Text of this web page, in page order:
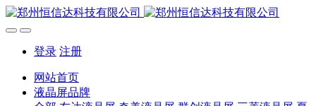
登录 注册
网站首页
液晶屏品牌